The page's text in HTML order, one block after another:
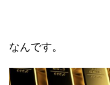
なんです。